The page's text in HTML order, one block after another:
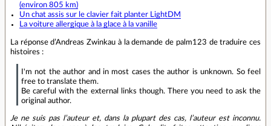
(environ 805 km)
Un chat assis sur le clavier fait planter LightDM
La voiture allergique à la glace à la vanille
La réponse d’Andreas Zwinkau à la demande de palm123 de traduire ces
histoires :
I'm not the author and in most cases the author is unknown. So feel
free to translate them.
Be careful with the external links though. There you need to ask the
original author.
Je ne suis pas l’auteur et, dans la plupart des cas, l’auteur est inconnu.